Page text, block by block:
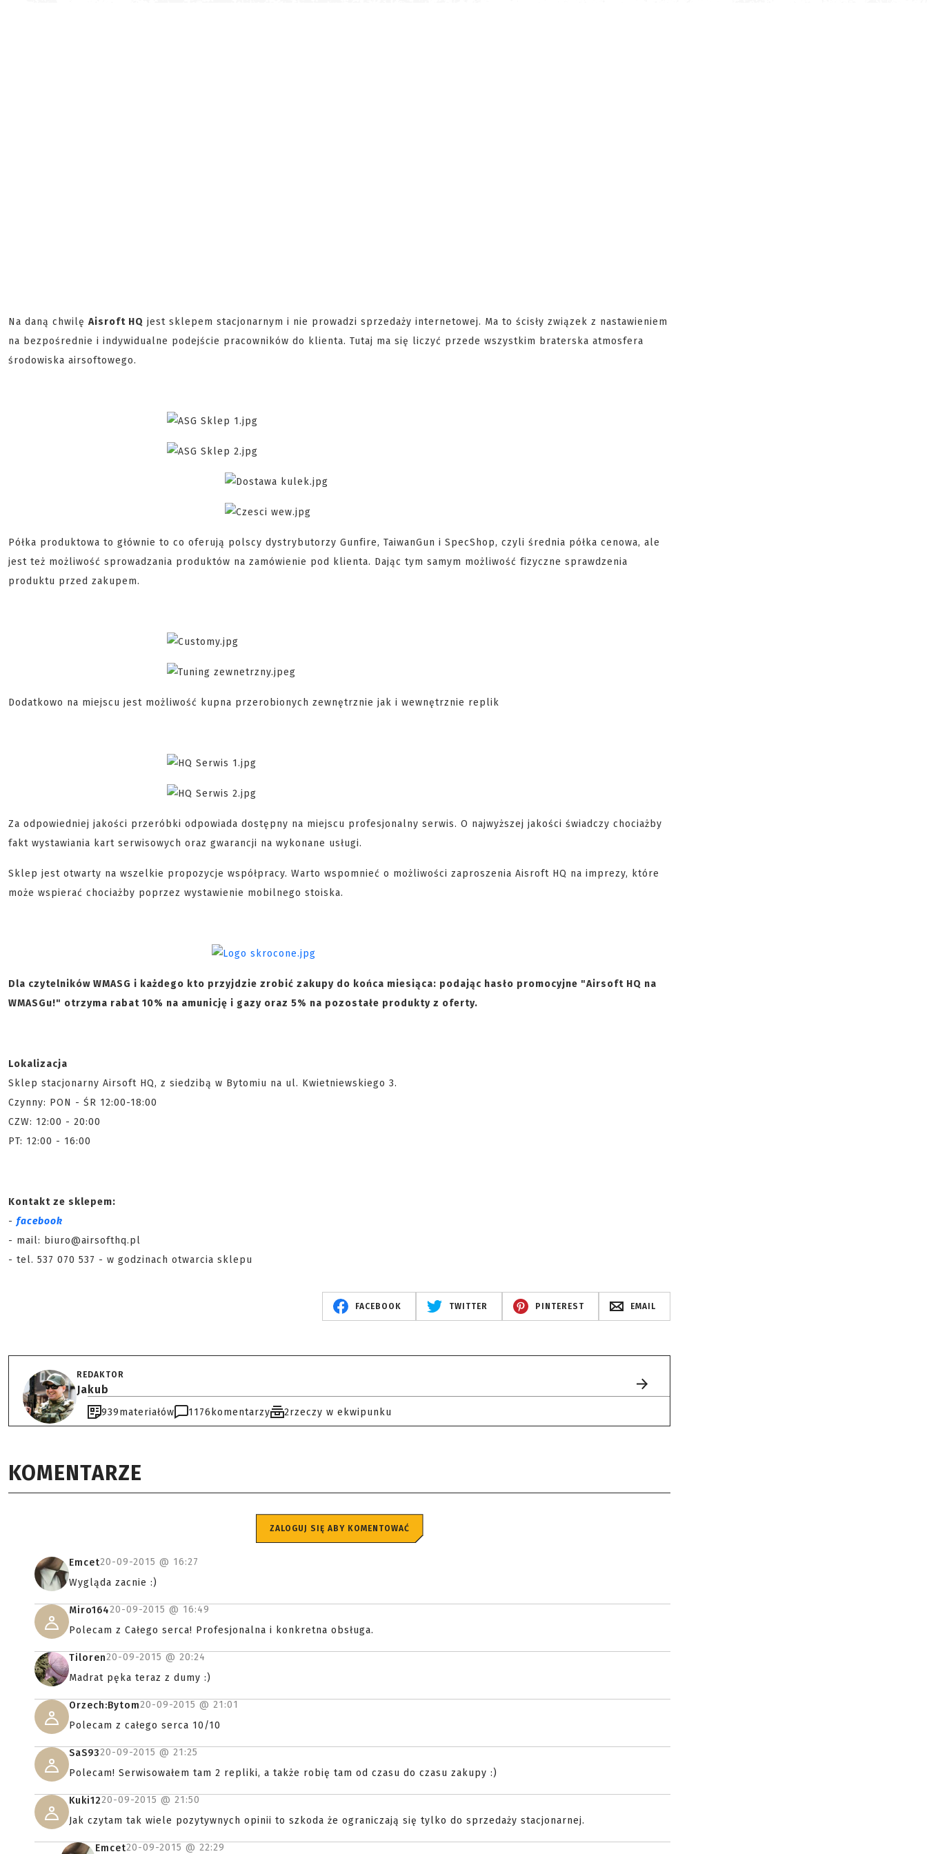
Na daną chwilę Aisroft HQ jest sklepem stacjonarnym i nie prowadzi sprzedaży internetowej. Ma to ścisły związek z nastawieniem
na bezpośrednie i indywidualne podejście pracowników do klienta. Tutaj ma się liczyć przede wszystkim braterska atmosfera
środowiska airsoftowego.
Półka produktowa to głównie to co oferują polscy dystrybutorzy Gunfire, TaiwanGun i SpecShop, czyli średnia półka cenowa, ale
jest też możliwość sprowadzania produktów na zamówienie pod klienta. Dając tym samym możliwość fizyczne sprawdzenia
produktu przed zakupem.
Dodatkowo na miejscu jest możliwość kupna przerobionych zewnętrznie jak i wewnętrznie replik
Za odpowiedniej jakości przeróbki odpowiada dostępny na miejscu profesjonalny serwis. O najwyższej jakości świadczy chociażby
fakt wystawiania kart serwisowych oraz gwarancji na wykonane usługi.
Sklep jest otwarty na wszelkie propozycje współpracy. Warto wspomnieć o możliwości zaproszenia Aisroft HQ na imprezy, które
może wspierać chociażby poprzez wystawienie mobilnego stoiska.
Dla czytelników WMASG i każdego kto przyjdzie zrobić zakupy do końca miesiąca: podając hasło promocyjne "Airsoft HQ na
WMASGu!" otrzyma rabat 10% na amunicję i gazy oraz 5% na pozostałe produkty z oferty.
Lokalizacja
Sklep stacjonarny Airsoft HQ, z siedzibą w Bytomiu na ul. Kwietniewskiego 3.
Czynny: PON - ŚR 12:00-18:00
CZW: 12:00 - 20:00
PT: 12:00 - 16:00
Kontakt ze sklepem:
- facebook
- mail: biuro@airsofthq.pl
- tel. 537 070 537 - w godzinach otwarcia sklepu
FACEBOOK TWITTER PINTEREST EMAIL
REDAKTOR
Jakub
939materiałów 1176 komentarzy 2rzeczy w ekwipunku
KOMENTARZE
ZALOGUJ SIĘ ABY KOMENTOWAĆ
Emcet20-09-2015 @ 16:27
Wygląda zacnie :)
Miro16420-09-2015 @ 16:49
Polecam z Całego serca! Profesjonalna i konkretna obsługa.
Tiloren20-09-2015 @ 20:24
Madrat pęka teraz z dumy :)
Orzech:Bytom20-09-2015 @ 21:01
Polecam z całego serca 10/10
SaS9320-09-2015 @ 21:25
Polecam! Serwisowałem tam 2 repliki, a także robię tam od czasu do czasu zakupy :)
Kuki1220-09-2015 @ 21:50
Jak czytam tak wiele pozytywnych opinii to szkoda że ograniczają się tylko do sprzedaży stacjonarnej.
Emcet20-09-2015 @ 22:29